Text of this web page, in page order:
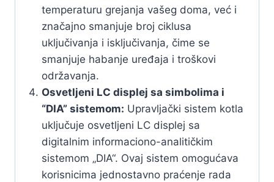
temperaturu grejanja vašeg doma, već i
značajno smanjuje broj ciklusa
uključivanja i isključivanja, čime se
smanjuje habanje uređaja i troškovi
održavanja.
Osvetljeni LC displej sa simbolima i
“DIA” sistemom: Upravljački sistem kotla
uključuje osvetljeni LC displej sa
digitalnim informaciono-analitičkim
sistemom „DIA“. Ovaj sistem omogućava
korisnicima jednostavno praćenje rada